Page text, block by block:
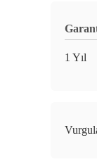
1 Yıl